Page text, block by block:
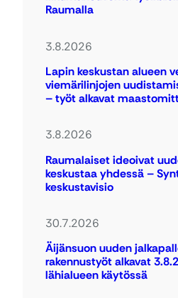
Raumalla
3.8.2026
Lapin keskustan alueen
viemärilinjojen
– työt alkavat
3.8.2026
Raumalaiset ideoivat
keskustaa yhdessä –
keskustavisio
30.7.2026
Äijänsuon uuden
rakennustyöt alkavat
lähialueen käytössä